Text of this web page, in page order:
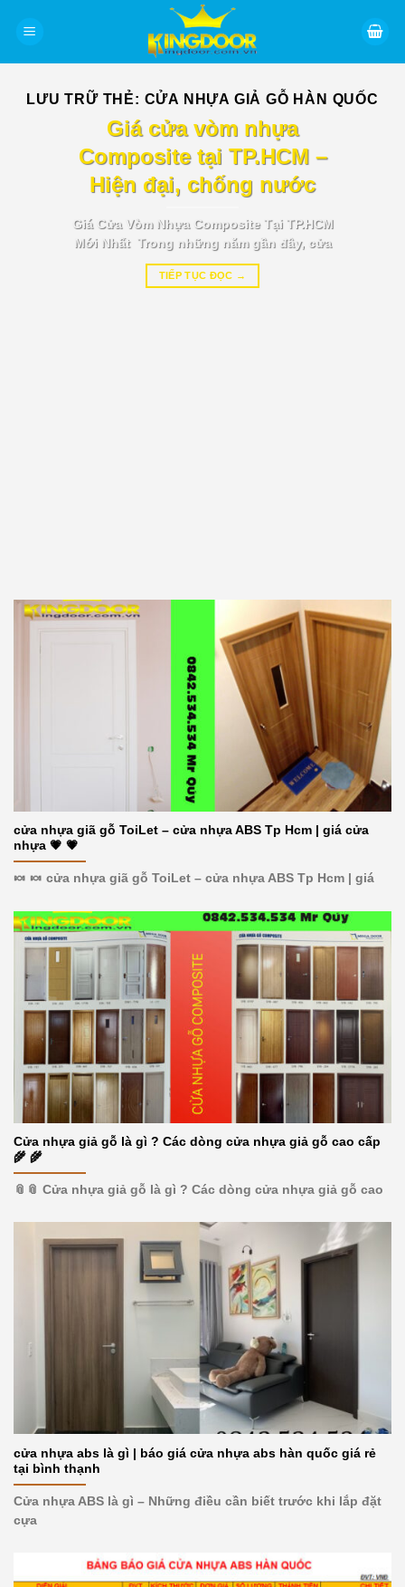
LƯU TRỮ THẺ: CỬA NHỰA GIẢ GỖ HÀN QUỐC
BÁO GIÁ TIN TỨC
Giá cửa vòm nhựa
Composite tại TP.HCM –
Hiện đại, chống nước
Giá Cửa Vòm Nhựa Composite Tại TP.HCM
Mới Nhất Trong những năm gần đây, cửa
TIẾP TỤC ĐỌC →
cửa nhựa giã gỗ ToiLet – cửa nhựa ABS Tp Hcm | giá cửa
nhựa 💗 💗
🍬 🍬 cửa nhựa giã gỗ ToiLet – cửa nhựa ABS Tp Hcm | giá
Cửa nhựa giả gỗ là gì ? Các dòng cửa nhựa giả gỗ cao cấp
🌾 🌾
📎📎 Cửa nhựa giả gỗ là gì ? Các dòng cửa nhựa giả gỗ cao
cửa nhựa abs là gì | báo giá cửa nhựa abs hàn quốc giá rẻ
tại bình thạnh
Cửa nhựa ABS là gì – Những điều cần biết trước khi lắp đặt
cựa